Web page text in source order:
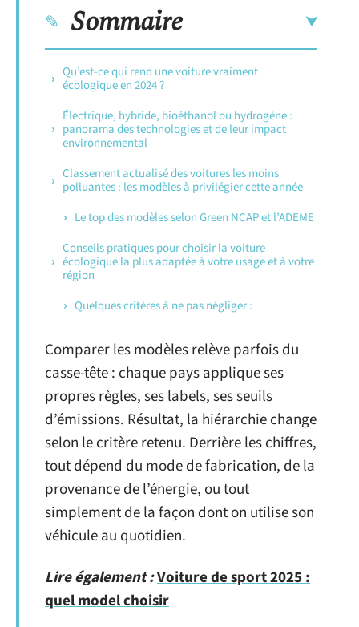
Sommaire
Qu’est-ce qui rend une voiture vraiment
écologique en 2024 ?
Électrique, hybride, bioéthanol ou hydrogène :
panorama des technologies et de leur impact
environnemental
Classement actualisé des voitures les moins
polluantes : les modèles à privilégier cette année
Le top des modèles selon Green NCAP et l’ADEME
Conseils pratiques pour choisir la voiture
écologique la plus adaptée à votre usage et à votre
région
Quelques critères à ne pas négliger :
Comparer les modèles relève parfois du
casse-tête : chaque pays applique ses
propres règles, ses labels, ses seuils
d’émissions. Résultat, la hiérarchie change
selon le critère retenu. Derrière les chiffres,
tout dépend du mode de fabrication, de la
provenance de l’énergie, ou tout
simplement de la façon dont on utilise son
véhicule au quotidien.
Lire également :Voiture de sport 2025 :
quel model choisir